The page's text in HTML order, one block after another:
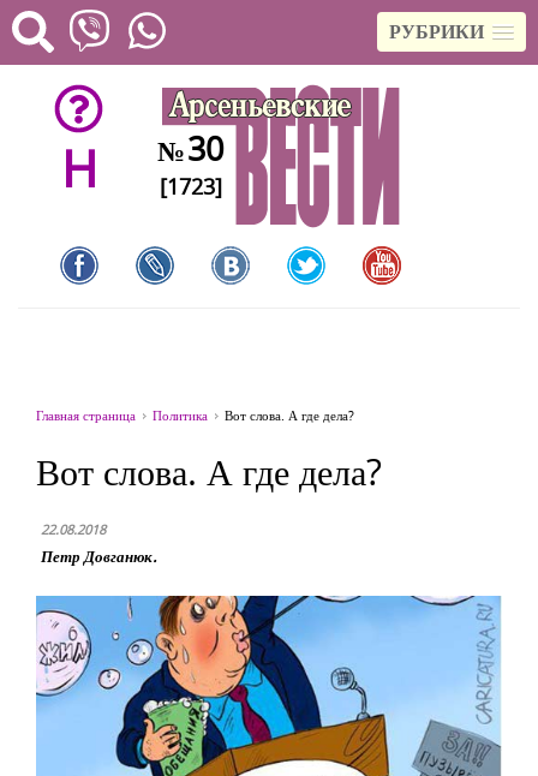
РУБРИКИ
H №30
[1723]
Главная страница Политика Вот слова. А где дела?
Вот слова. А где дела?
22.08.2018
Петр Довганюк.